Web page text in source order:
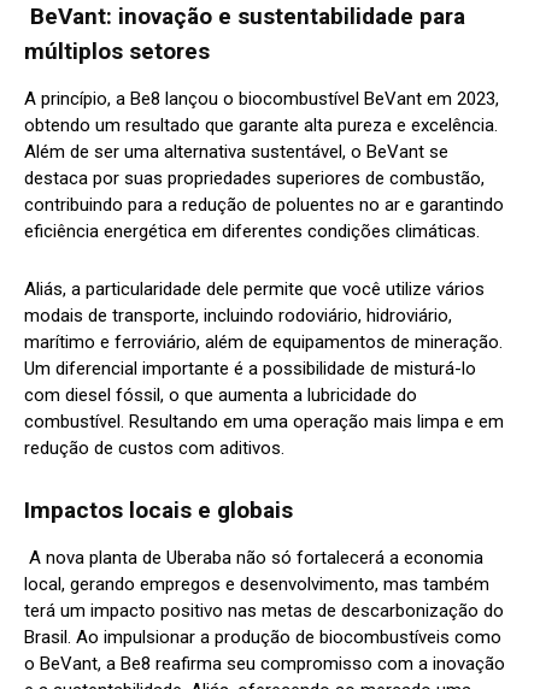
BeVant: inovação e sustentabilidade para
múltiplos setores
A princípio, a Be8 lançou o biocombustível BeVant em 2023,
obtendo um resultado que garante alta pureza e excelência.
Além de ser uma alternativa sustentável, o BeVant se
destaca por suas propriedades superiores de combustão,
contribuindo para a redução de poluentes no ar e garantindo
eficiência energética em diferentes condições climáticas.
Aliás, a particularidade dele permite que você utilize vários
modais de transporte, incluindo rodoviário, hidroviário,
marítimo e ferroviário, além de equipamentos de mineração.
Um diferencial importante é a possibilidade de misturá-lo
com diesel fóssil, o que aumenta a lubricidade do
combustível. Resultando em uma operação mais limpa e em
redução de custos com aditivos.
Impactos locais e globais
A nova planta de Uberaba não só fortalecerá a economia
local, gerando empregos e desenvolvimento, mas também
terá um impacto positivo nas metas de descarbonização do
Brasil. Ao impulsionar a produção de biocombustíveis como
o BeVant, a Be8 reafirma seu compromisso com a inovação